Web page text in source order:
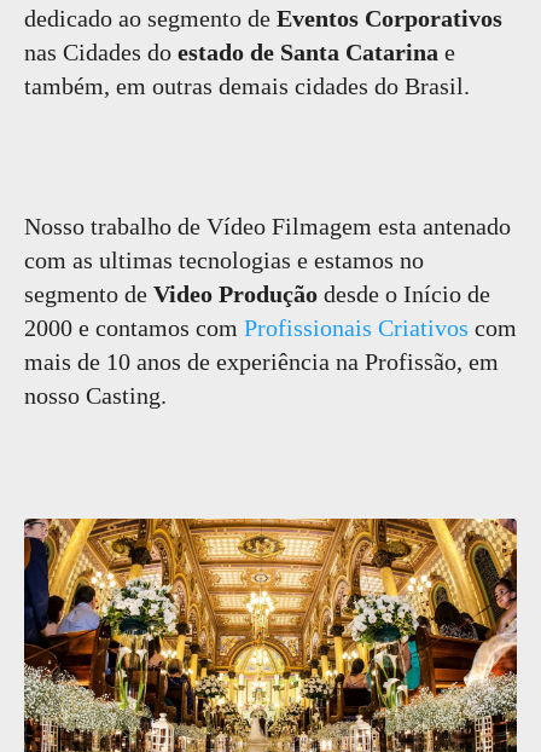
dedicado ao segmento de Eventos Corporativos
nas Cidades do estado de Santa Catarina e
também, em outras demais cidades do Brasil.
Nosso trabalho de Vídeo Filmagem esta antenado
com as ultimas tecnologias e estamos no
segmento de Video Produção desde o Início de
2000 e contamos com Profissionais Criativos com
mais de 10 anos de experiência na Profissão, em
nosso Casting.